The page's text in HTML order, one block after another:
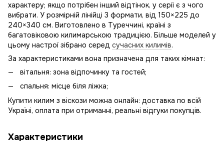
характеру; якщо потрібен інший відтінок, у серії є з чого
вибрати. У розмірній лінійці 3 формати, від 150×225 до
240×340 см. Виготовлено в Туреччині, країні з
багатовіковою килимарською традицією. Більше моделей у
цьому настрої зібрано серед сучасних килимів.
За характеристиками вона призначена для таких кімнат:
вітальня: зона відпочинку та гостей;
спальня: місце біля ліжка;
Купити килим з віскози можна онлайн: доставка по всій
Україні, оплата при отриманні, реальні відгуки покупців.
Характеристики